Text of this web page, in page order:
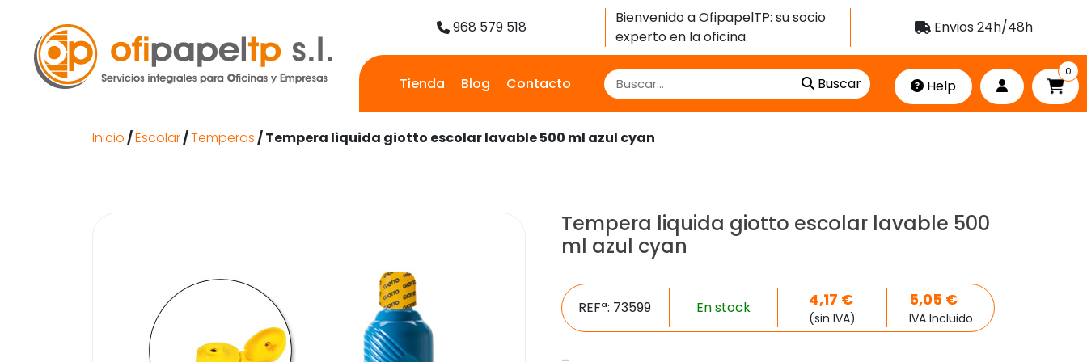
968 579 518
Bienvenido a OfipapelTP: su socio
experto en la oficina.
Envios 24h/48h
Tienda Blog Contacto Buscar Help
0
Inicio/Escolar/Temperas/ Tempera liquida giotto escolar lavable 500 ml azul cyan
Tempera liquida giotto escolar lavable 500
ml azul cyan
REFª: 73599 En stock 4,17 €
(sin IVA)
5,05 €
IVA Incluido